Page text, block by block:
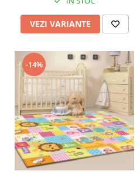
VEZI VARIANTE
-14%